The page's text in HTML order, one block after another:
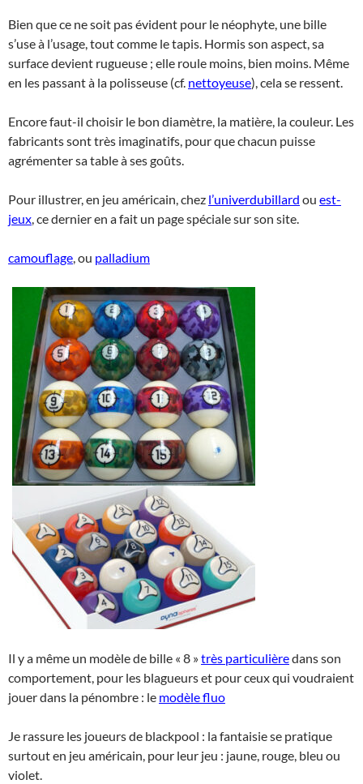
Bien que ce ne soit pas évident pour le néophyte, une bille
s’use à l’usage, tout comme le tapis. Hormis son aspect, sa
surface devient rugueuse ; elle roule moins, bien moins. Même
en les passant à la polisseuse (cf. nettoyeuse), cela se ressent.
Encore faut-il choisir le bon diamètre, la matière, la couleur. Les
fabricants sont très imaginatifs, pour que chacun puisse
agrémenter sa table à ses goûts.
Pour illustrer, en jeu américain, chez l’univerdubillard ou est-
jeux, ce dernier en a fait un page spéciale sur son site.
camouflage, ou palladium
Il y a même un modèle de bille « 8 »très particulièredans son
comportement, pour les blagueurs et pour ceux qui voudraient
jouer dans la pénombre : le modèle fluo
Je rassure les joueurs de blackpool : la fantaisie se pratique
surtout en jeu américain, pour leur jeu : jaune, rouge, bleu ou
violet.